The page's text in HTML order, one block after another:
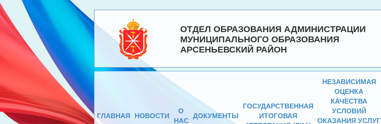
ОТДЕЛ ОБРАЗОВАНИЯ АДМИНИСТРАЦИИ
МУНИЦИПАЛЬНОГО ОБРАЗОВАНИЯ
АРСЕНЬЕВСКИЙ РАЙОН
ГЛАВНАЯ НОВОСТИ
О
НАС ДОКУМЕНТЫ
ГОСУДАРСТВЕННАЯ
ИТОГОВАЯ
НЕЗАВИСИМАЯ
ОЦЕНКА
КАЧЕСТВА
УСЛОВИЙ
ОКАЗАНИЯ УСЛУГ